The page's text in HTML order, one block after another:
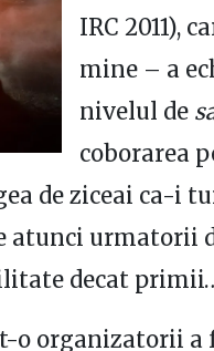
IRC 2011),
mine – a
nivelul de
coborarea
de ziceai ca-i
atunci urmatorii
decat
o organizatorii a